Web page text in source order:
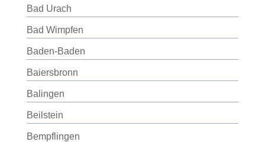
Bad Urach
Bad Wimpfen
Baden-Baden
Baiersbronn
Balingen
Beilstein
Bempflingen